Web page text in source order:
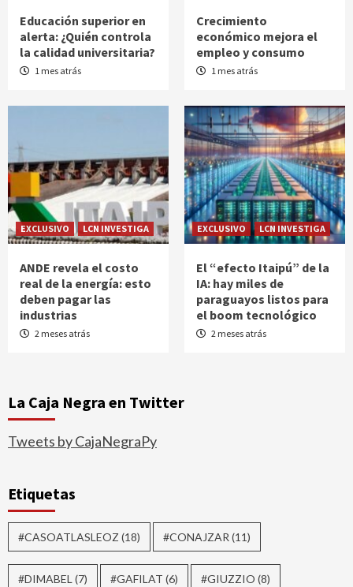
Educación superior en
alerta: ¿Quién controla
la calidad universitaria?
1 mes atrás
Crecimiento
económico mejora el
empleo y consumo
1 mes atrás
EXCLUSIVO LCN INVESTIGA
ANDE revela el costo
real de la energía: esto
deben pagar las
industrias
2 meses atrás
EXCLUSIVO LCN INVESTIGA
El “efecto Itaipú” de la
IA: hay miles de
paraguayos listos para
el boom tecnológico
2 meses atrás
La Caja Negra en Twitter
Tweets by CajaNegraPy
Etiquetas
#CASOATLASLEOZ (18) #CONAJZAR(11)
#DIMABEL(7) #GAFILAT (6) #GIUZZIO (8)